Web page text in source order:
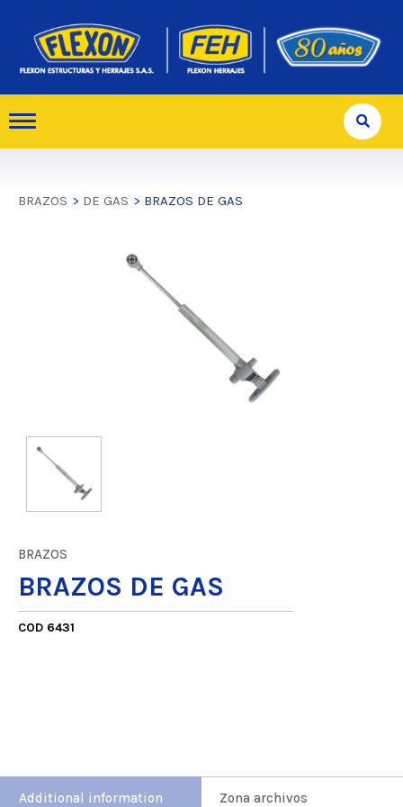
BRAZOS > DE GAS > BRAZOS DE GAS
BRAZOS
BRAZOS DE GAS
COD 6431
Additional information Zona archivos